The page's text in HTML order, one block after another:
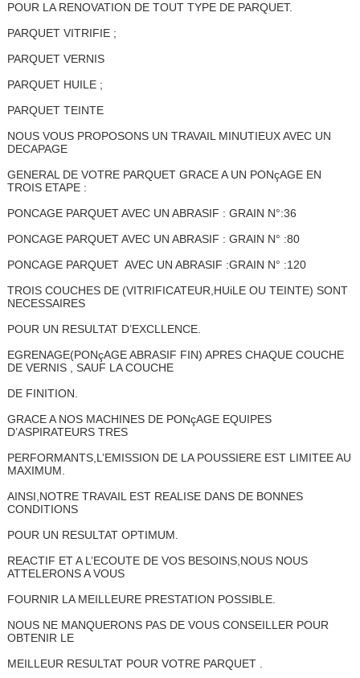
POUR LA RENOVATION DE TOUT TYPE DE PARQUET.
PARQUET VITRIFIE ;
PARQUET VERNIS
PARQUET HUILE ;
PARQUET TEINTE
NOUS VOUS PROPOSONS UN TRAVAIL MINUTIEUX AVEC UN
DECAPAGE
GENERAL DE VOTRE PARQUET GRACE A UN PONçAGE EN
TROIS ETAPE :
PONCAGE PARQUET AVEC UN ABRASIF : GRAIN N°:36
PONCAGE PARQUET AVEC UN ABRASIF : GRAIN N° :80
PONCAGE PARQUET AVEC UN ABRASIF :GRAIN N° :120
TROIS COUCHES DE (VITRIFICATEUR,HUiLE OU TEINTE) SONT
NECESSAIRES
POUR UN RESULTAT D’EXCLLENCE.
EGRENAGE(PONçAGE ABRASIF FIN) APRES CHAQUE COUCHE
DE VERNIS , SAUF LA COUCHE
DE FINITION.
GRACE A NOS MACHINES DE PONçAGE EQUIPES
D’ASPIRATEURS TRES
PERFORMANTS,L’EMISSION DE LA POUSSIERE EST LIMITEE AU
MAXIMUM.
AINSI,NOTRE TRAVAIL EST REALISE DANS DE BONNES
CONDITIONS
POUR UN RESULTAT OPTIMUM.
REACTIF ET A L’ECOUTE DE VOS BESOINS,NOUS NOUS
ATTELERONS A VOUS
FOURNIR LA MEILLEURE PRESTATION POSSIBLE.
NOUS NE MANQUERONS PAS DE VOUS CONSEILLER POUR
OBTENIR LE
MEILLEUR RESULTAT POUR VOTRE PARQUET .